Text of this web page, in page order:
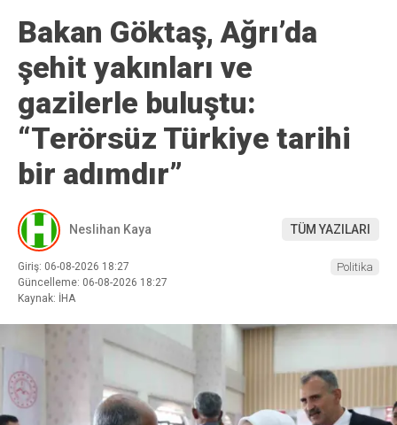
Bakan Göktaş, Ağrı’da
şehit yakınları ve
gazilerle buluştu:
“Terörsüz Türkiye tarihi
bir adımdır”
Neslihan Kaya TÜM YAZILARI
Giriş: 06-08-2026 18:27
Güncelleme: 06-08-2026 18:27
Kaynak: İHA
Politika